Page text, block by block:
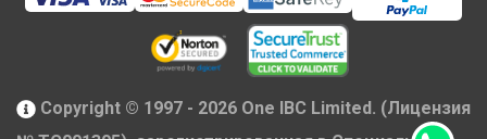
Copyright © 1997 - 2026 One IBC Limited. (Лицензия